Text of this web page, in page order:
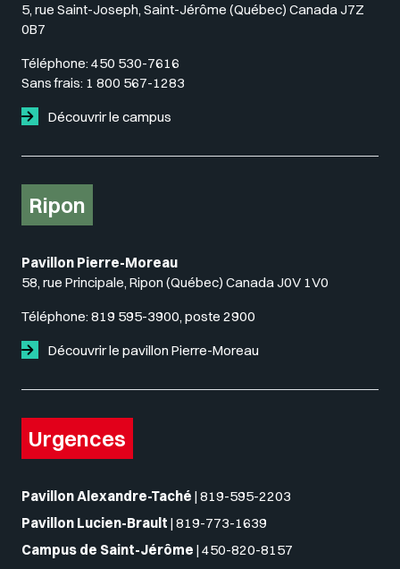
5, rue Saint-Joseph, Saint-Jérôme (Québec) Canada J7Z
0B7
Téléphone: 450 530-7616
Sans frais: 1 800 567-1283
Découvrir le campus
Ripon
Pavillon Pierre-Moreau
58, rue Principale, Ripon (Québec) Canada J0V 1V0
Téléphone: 819 595-3900, poste 2900
Découvrir le pavillon Pierre-Moreau
Urgences
Pavillon Alexandre-Taché | 819-595-2203
Pavillon Lucien-Brault | 819-773-1639
Campus de Saint-Jérôme | 450-820-8157